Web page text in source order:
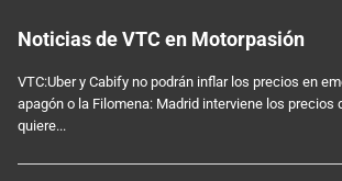
Noticias de VTC en Motorpasión
VTC:Uber y Cabify no podrán inflar los precios en
apagón o la Filomena: Madrid interviene los precios
quiere...